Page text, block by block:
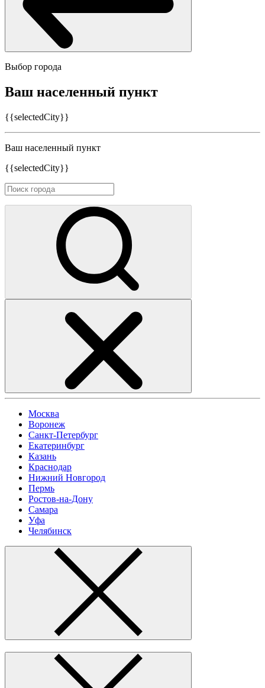
Выбор города
Ваш населенный пункт
{{selectedCity}}
Ваш населенный пункт
{{selectedCity}}
Москва
Воронеж
Санкт-Петербург
Екатеринбург
Казань
Краснодар
Нижний Новгород
Пермь
Ростов-на-Дону
Самара
Уфа
Челябинск